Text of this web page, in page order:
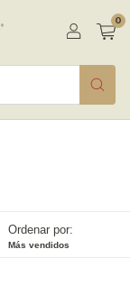
0
Ordenar por:
Más vendidos